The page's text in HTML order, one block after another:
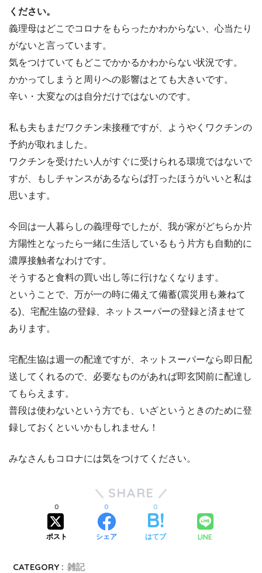
ください。
義理母はどこでコロナをもらったかわからない、心当たり
がないと言っています。
気をつけていてもどこでかかるかわからない状況です。
かかってしまうと周りへの影響はとても大きいです。
辛い・大変なのは自分だけではないのです。
私も夫もまだワクチン未接種ですが、ようやくワクチンの
予約が取れました。
ワクチンを受けたい人がすぐに受けられる環境ではないで
すが、もしチャンスがあるならば打ったほうがいいと私は
思います。
今回は一人暮らしの義理母でしたが、我が家がどちらか片
方陽性となったら一緒に生活しているもう片方も自動的に
濃厚接触者なわけです。
そうすると食料の買い出し等に行けなくなります。
ということで、万が一の時に備えて備蓄(震災用も兼ねて
る)、宅配生協の登録、ネットスーパーの登録と済ませて
あります。
宅配生協は週一の配達ですが、ネットスーパーなら即日配
送してくれるので、必要なものがあれば即玄関前に配達し
てもらえます。
普段は使わないという方でも、いざというときのために登
録しておくといいかもしれません！
みなさんもコロナには気をつけてください。
SHARE
ポスト
0
シェア
0
はてブ
0
LINE
CATEGORY : 雑記